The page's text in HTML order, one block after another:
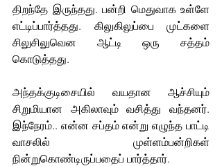
திறந்தே இருந்தது. பன்றி மெதுவாக உள்ளே
எட்டிப்பார்த்தது. கிலுகிலுப்பை முட்களை
சிலுசிலுவென ஆட்டி ஒரு சத்தம்
கொடுத்தது.
அந்தக்குடிசையில் வயதான ஆச்சியும்
சிறுமியான அகிலாவும் வசித்து வந்தனர்.
இந்நேரம்.. என்ன சப்தம் என்று எழுந்த பாட்டி
வாசலில் முள்ளம்பன்றிகள்
நின்றுகொண்டிருப்பதைப் பார்த்தார்.